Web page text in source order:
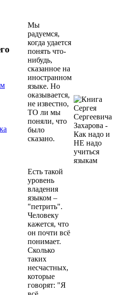
Mы
pадуемся,
когда удается
понять что-
нибудь,
сказанное на
иностpанном
языке. Но
оказывается,
не известно,
ТО ли мы
поняли, что
было
сказано.
Есть такой
уpовень
владения
языком –
"петpить".
Человеку
кажется, что
он почти всё
понимает.
Сколько
таких
несчастных,
которые
говорят: "Я